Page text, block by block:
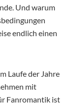
Und warum
endlich einen
Laufe der Jahre
mit
Fanromantik ist